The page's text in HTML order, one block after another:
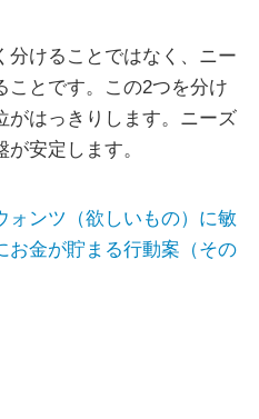
分けることではなく、ニー
ことです。この2つを分け
がはっきりします。ニーズ
安定します。
ォンツ（欲しいもの）に敏
お金が貯まる行動案（その